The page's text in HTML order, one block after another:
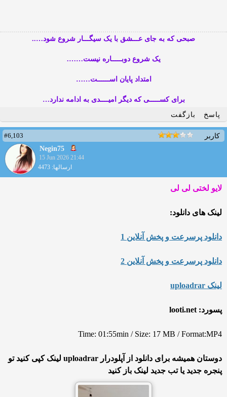
صبحی که به جای عـــشق با یک سیگـــار شروع شود…..
یک شروع دوبـــــاره نیست…….
امتداد پایان اســــــت……
برای کســـــی که دیگر امیــــدی به ادامه ندارد…
پاسخ
بازگفت
کاربر
#6,103
Negin75
15 Jun 2026 21:44
ارسالها: 4473
لایو لختی لی لی
لینک های دانلود:
دانلود پرسرعت و پخش آنلاین 1
دانلود پرسرعت و پخش آنلاین 2
لینک uploadrar
پسورد: looti.net
Time: 01:55min / Size: 17 MB / Format:MP4
دوستان همیشه برای دانلود از آپلودرار uploadrar لینک کپی کنید تو
پنجره جدید یا تب جدید لینک باز کنید